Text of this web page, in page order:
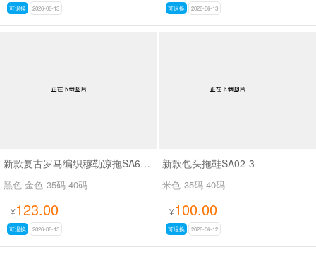
可退换 2026-06-13 可退换 2026-06-13
新款复古罗马编织穆勒凉拖SA68-1
黑色 金色 35码-40码
¥123.00
可退换 2026-06-13
新款包头拖鞋SA02-3
米色 35码-40码
¥100.00
可退换 2026-06-12